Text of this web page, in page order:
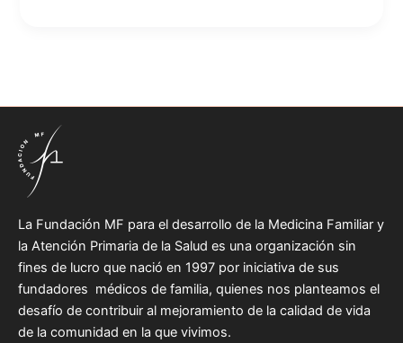
La Fundación MF para el desarrollo de la Medicina Familiar y
la Atención Primaria de la Salud es una organización sin
fines de lucro que nació en 1997 por iniciativa de sus
fundadores médicos de familia, quienes nos planteamos el
desafío de contribuir al mejoramiento de la calidad de vida
de la comunidad en la que vivimos.